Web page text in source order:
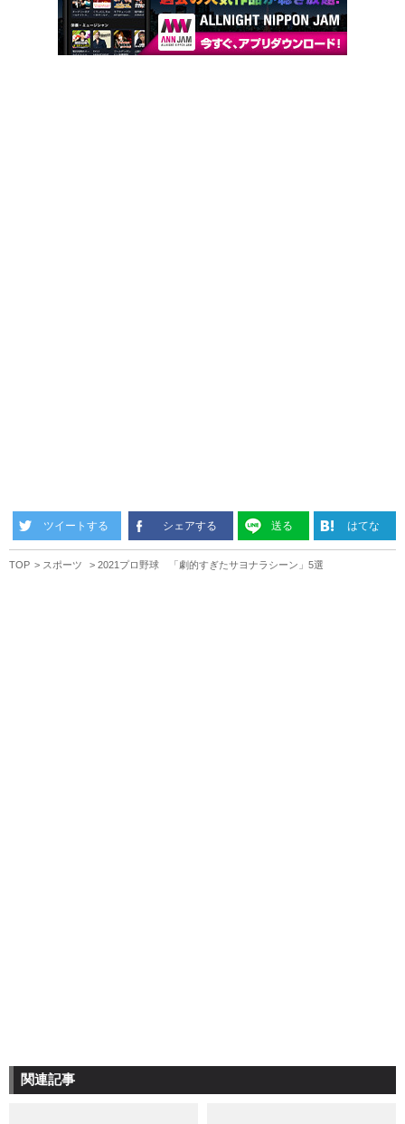
ツイートする シェアする 送る はてな
TOP スポーツ 2021プロ野球 「劇的すぎたサヨナラシーン」5選
関連記事